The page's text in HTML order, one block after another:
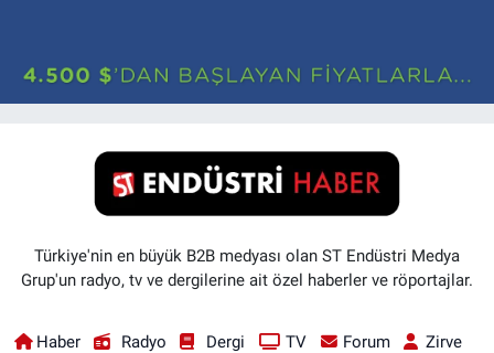
Türkiye'nin en büyük B2B medyası olan ST Endüstri Medya
Grup'un radyo, tv ve dergilerine ait özel haberler ve röportajlar.
Haber Radyo Dergi TV Forum
Zirve